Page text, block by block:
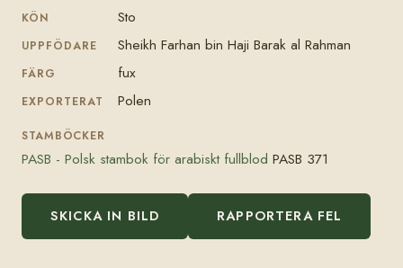
KÖN Sto
UPPFÖDARE Sheikh Farhan bin Haji Barak al Rahman
FÄRG fux
EXPORTERAT Polen
STAMBÖCKER
PASB - Polsk stambok för arabiskt fullblod PASB 371
SKICKA IN BILD RAPPORTERA FEL